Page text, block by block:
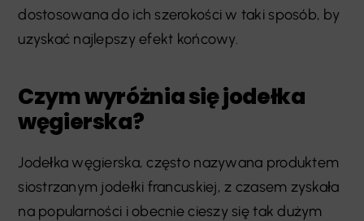
dostosowana do ich szerokości w taki sposób, by
uzyskać najlepszy efekt końcowy.
Czym wyróżnia się jodełka
węgierska?
Jodełka węgierska, często nazywana produktem
siostrzanym jodełki francuskiej, z czasem zyskała
na popularności i obecnie cieszy się tak dużym